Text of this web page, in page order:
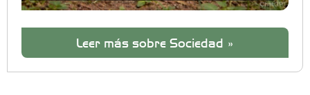
Leer más sobre Sociedad »